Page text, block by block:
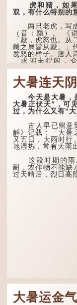
虎和猪，如果
双，有什么特别的
两只老虎，写成
（音：颜）。 《
「虤，虎怒也。从
虤之属皆从虤。」
发怒的样子。唐人
「求闲未得闲，
虤」之句，意思是
讽让人怒目而视。
两只猪，则为
（音：宾）。甲
「豕」，象猪相
子。 《同文备考
说「豩，豕乱群。
群乱...
大暑连天
今天是大暑，是
大暑正伏天”，可
过，为什么又有“
古人早已留意到
解》记载：「大暑
又五日，大雨时行
地湿热，常有大雨
这段时期的雨
耐，农作物不能缺
过天晴后，烈日高
大暑运金